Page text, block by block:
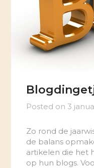
Posted on3
Zo rond de
de balans
artikelen die het
op hun blogs.